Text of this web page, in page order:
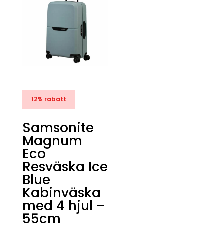
12% rabatt
Samsonite
Magnum
Eco
Resväska Ice
Blue
Kabinväska
med 4 hjul –
55cm